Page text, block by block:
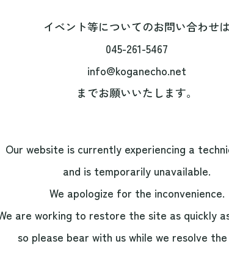
イベント等についてのお問い合わせは
045-261-5467
info@koganecho.net
までお願いいたします。
Our website is currently experiencing a
and is temporarily unavailable.
We apologize for the inconvenience.
are working to restore the site as quickly
so please bear with us while we resolve the